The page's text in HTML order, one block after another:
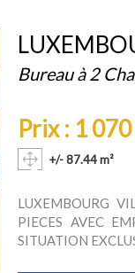
Bureau à 2
Prix : 1
+/- 87.44 m²
LUXEMBOURG
PIECES AVEC
SITUATION